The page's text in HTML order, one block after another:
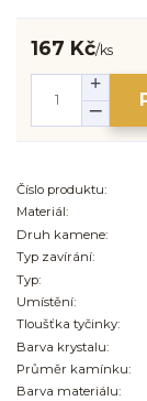
167 Kč/ks
Číslo produktu:
Materiál:
Druh kamene:
Typ zavírání:
Typ:
Umístění:
Tloušťka tyčinky:
Barva krystalu:
Průměr kamínku:
Barva materiálu: